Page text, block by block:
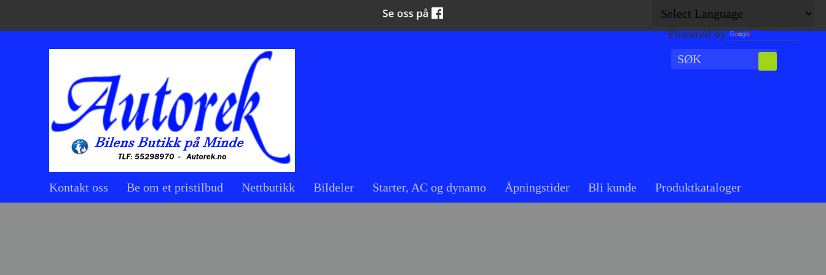
Kontakt oss Be om et pristilbud Nettbutikk Bildeler Starter, AC og dynamo Åpningstider Bli kunde Produktkataloger
Powered by Translate